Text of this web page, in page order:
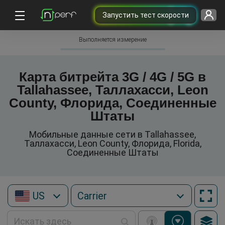
Запустить тест скорости
Выполняется измерение
Карта битрейта 3G / 4G / 5G в
Tallahassee, Таллахасси, Leon
County, Флорида, Соединенные
Штаты
Мобильные данные сети в Tallahassee,
Таллахасси, Leon County, Флорида, Florida,
Соединенные Штаты
US